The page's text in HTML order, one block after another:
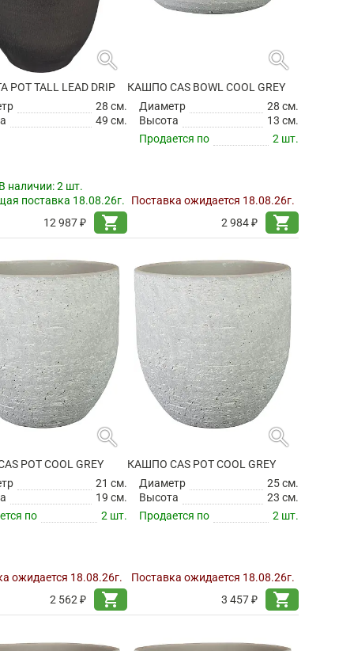
search
POT TALL LEAD DRIP
28 см.
49 см.
наличии:2 шт.
поставка 18.08.26г.
12 987 ₽
shopping_cart
search
КАШПО CAS BOWL COOL GREY
Диаметр
28 см.
Высота
13 см.
Продается по
2 шт.
Поставка ожидается 18.08.26г.
2 984 ₽
shopping_cart
search
POT COOL GREY
21 см.
19 см.
по
2 шт.
ожидается 18.08.26г.
2 562 ₽
shopping_cart
search
КАШПО CAS POT COOL GREY
Диаметр
25 см.
Высота
23 см.
Продается по
2 шт.
Поставка ожидается 18.08.26г.
3 457 ₽
shopping_cart